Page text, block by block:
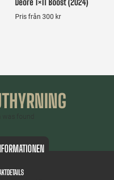
Deore 1×11 Boost (2024)
Pris från 300 kr
was found